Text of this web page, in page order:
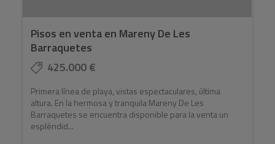
Pisos en venta en Mareny De Les
Barraquetes
425.000 €
Primera línea de playa, vistas espectaculares, última
altura. En la hermosa y tranquila Mareny De Les
Barraquetes se encuentra disponible para la venta un
espléndid...